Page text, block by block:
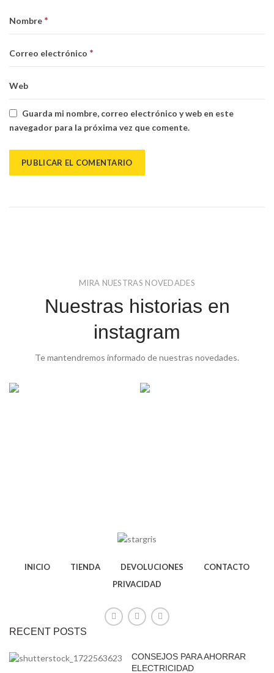
Nombre *
Correo electrónico *
Web
Guarda mi nombre, correo electrónico y web en este
navegador para la próxima vez que comente.
MIRA NUESTRAS NOVEDADES
Nuestras historias en
instagram
Te mantendremos informado de nuestras novedades.
INICIO TIENDA DEVOLUCIONES
CONTACTO
PRIVACIDAD
RECENT POSTS
CONSEJOS PARA AHORRAR
ELECTRICIDAD